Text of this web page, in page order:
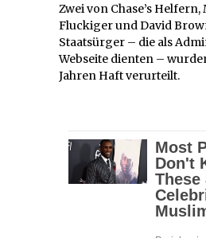
Zwei von Chase’s Helfern,
Fluckiger und David
Staatsürger – die als
Webseite dienten –
Jahren Haft verurteilt.